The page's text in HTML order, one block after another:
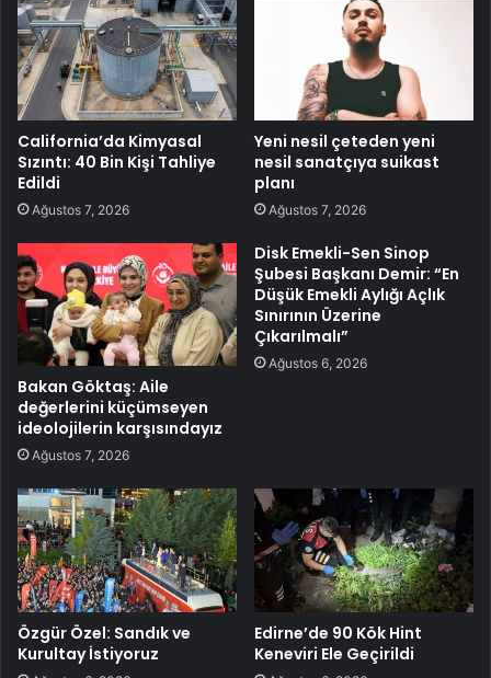
California’da Kimyasal
Sızıntı: 40 Bin Kişi Tahliye
Edildi
Ağustos 7, 2026
Yeni nesil çeteden yeni
nesil sanatçıya suikast
planı
Ağustos 7, 2026
Bakan Göktaş: Aile
değerlerini küçümseyen
ideolojilerin karşısındayız
Ağustos 7, 2026
Disk Emekli-Sen Sinop
Şubesi Başkanı Demir: “En
Düşük Emekli Aylığı Açlık
Sınırının Üzerine
Çıkarılmalı”
Ağustos 6, 2026
Özgür Özel: Sandık ve
Kurultay İstiyoruz
Edirne’de 90 Kök Hint
Keneviri Ele Geçirildi